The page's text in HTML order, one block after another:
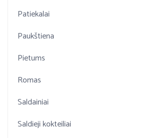
Patiekalai
Paukštiena
Pietums
Romas
Saldainiai
Saldieji kokteiliai